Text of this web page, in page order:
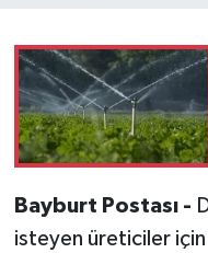
Bayburt Postası -
isteyen üreticiler